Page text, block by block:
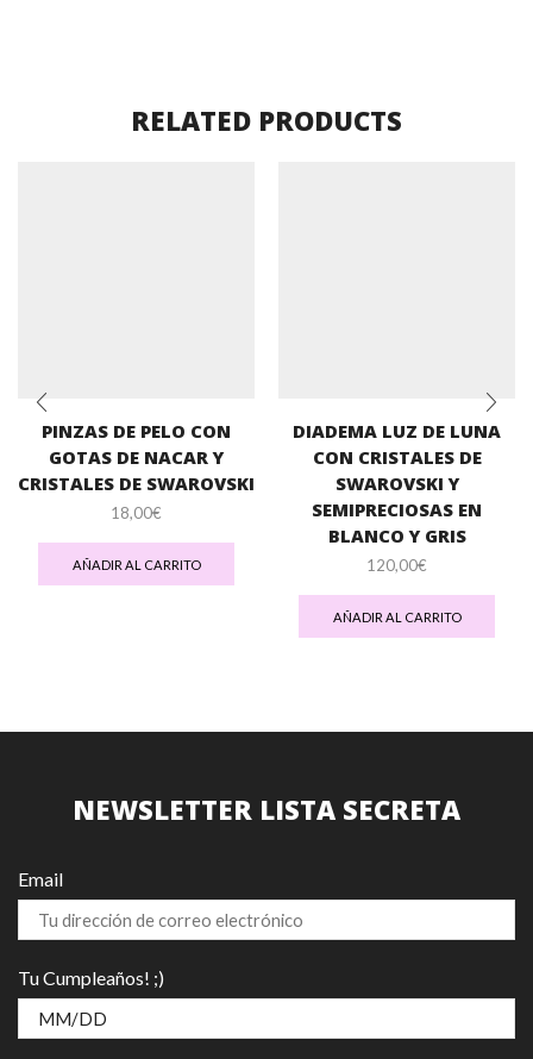
RELATED PRODUCTS
PINZAS DE PELO CON
GOTAS DE NACAR Y
CRISTALES DE SWAROVSKI
18,00€
AÑADIR AL CARRITO
DIADEMA LUZ DE LUNA
CON CRISTALES DE
SWAROVSKI Y
SEMIPRECIOSAS EN
BLANCO Y GRIS
120,00€
AÑADIR AL CARRITO
NEWSLETTER LISTA SECRETA
Email
Tu Cumpleaños! ;)